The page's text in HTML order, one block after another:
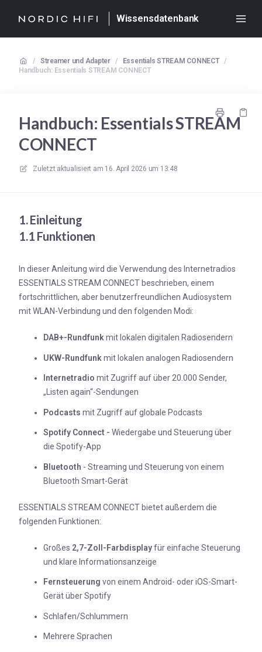
Wissensdatenbank
/ Streamer und Adapter / Essentials STREAM CONNECT /
Handbuch: Essentials STREAM CONNECT
Handbuch: Essentials STREAM
CONNECT
Zuletzt aktualisiert am 16. April 2026 um 13:48
1. Einleitung
1.1 Funktionen
In dieser Anleitung wird die Verwendung des Internetradios
ESSENTIALS STREAM CONNECT beschrieben, einem
fortschrittlichen, aber benutzerfreundlichen Audiosystem
mit WLAN-Verbindung und den folgenden Modi:
DAB+-Rundfunk mit lokalen digitalen Radiosendern
UKW-Rundfunk mit lokalen analogen Radiosendern
Internetradio mit Zugriff auf über 20.000 Sender,
„Listen again“-Sendungen
Podcasts mit Zugriff auf globale Podcasts
Spotify Connect - Wiedergabe und Steuerung über
die Spotify-App
Bluetooth - Streaming und Steuerung von einem
Bluetooth Smart-Gerät
ESSENTIALS STREAM CONNECT bietet außerdem die
folgenden Funktionen:
Großes 2,7-Zoll-Farbdisplayfür einfache Steuerung
und klare Informationsanzeige
Fernsteuerung von einem Android- oder iOS-Smart-
Gerät über Spotify
Schlafen/Schlummern
Mehrere Sprachen